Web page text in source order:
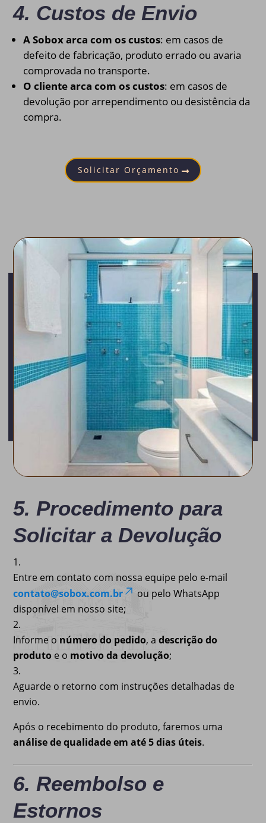
4. Custos de Envio
A Sobox arca com os custos: em casos de
defeito de fabricação, produto errado ou avaria
comprovada no transporte.
O cliente arca com os custos: em casos de
devolução por arrependimento ou desistência da
compra.
Solicitar Orçamento
5. Procedimento para
Solicitar a Devolução
Entre em contato com nossa equipe pelo e-mail
contato@sobox.com.br
ou pelo WhatsApp
disponível em nosso site;
Informe o número do pedido, adescrição do
produto e o motivo da devolução;
Aguarde o retorno com instruções detalhadas de
envio.
Após o recebimento do produto, faremos uma
análise de qualidade em até 5 dias úteis.
6. Reembolso e
Estornos